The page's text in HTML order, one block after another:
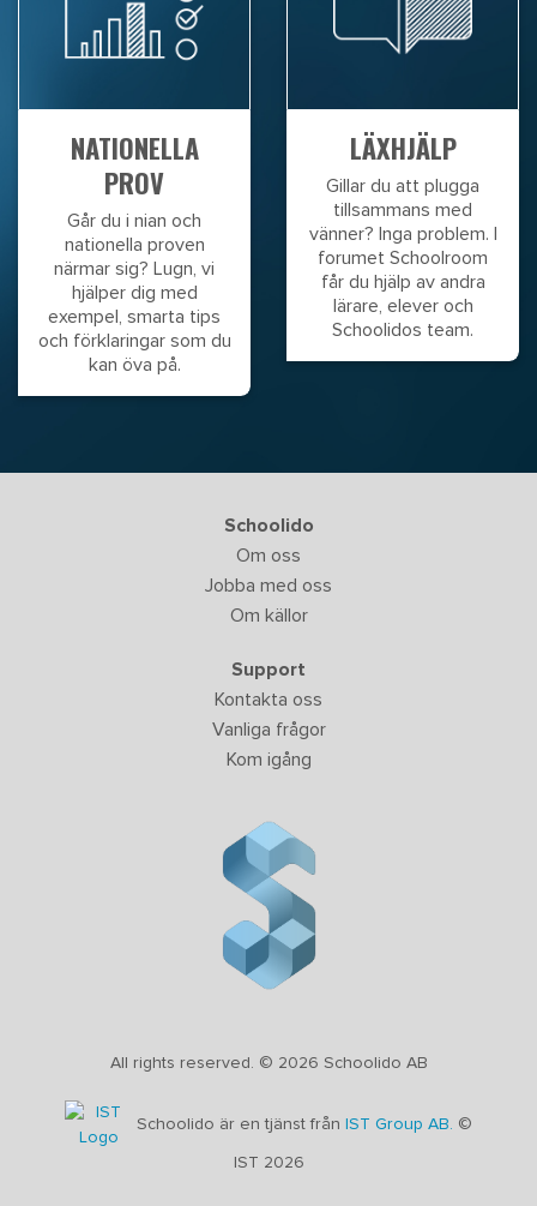
NATIONELLA
PROV
Går du i nian och
nationella proven
närmar sig? Lugn, vi
hjälper dig med
exempel, smarta tips
och förklaringar som du
kan öva på.
LÄXHJÄLP
Gillar du att plugga
tillsammans med
vänner? Inga problem. I
forumet Schoolroom
får du hjälp av andra
lärare, elever och
Schoolidos team.
Schoolido
Om oss
Jobba med oss
Om källor
Support
Kontakta oss
Vanliga frågor
Kom igång
All rights reserved. © 2026 Schoolido AB
Schoolido är en tjänst från IST Group AB. ©
IST 2026